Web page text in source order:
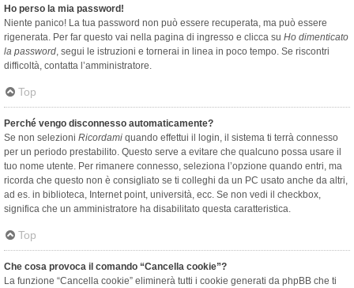
Ho perso la mia password!
Niente panico! La tua password non può essere recuperata, ma può essere
rigenerata. Per far questo vai nella pagina di ingresso e clicca su Ho dimenticato
la password, segui le istruzioni e tornerai in linea in poco tempo. Se riscontri
difficoltà, contatta l’amministratore.
Top
Perché vengo disconnesso automaticamente?
Se non selezioni Ricordami quando effettui il login, il sistema ti terrà connesso
per un periodo prestabilito. Questo serve a evitare che qualcuno possa usare il
tuo nome utente. Per rimanere connesso, seleziona l’opzione quando entri, ma
ricorda che questo non è consigliato se ti colleghi da un PC usato anche da altri,
ad es. in biblioteca, Internet point, università, ecc. Se non vedi il checkbox,
significa che un amministratore ha disabilitato questa caratteristica.
Top
Che cosa provoca il comando “Cancella cookie”?
La funzione “Cancella cookie” eliminerà tutti i cookie generati da phpBB che ti